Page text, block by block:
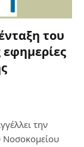
του
εφημερίες
την
Νοσοκομείου